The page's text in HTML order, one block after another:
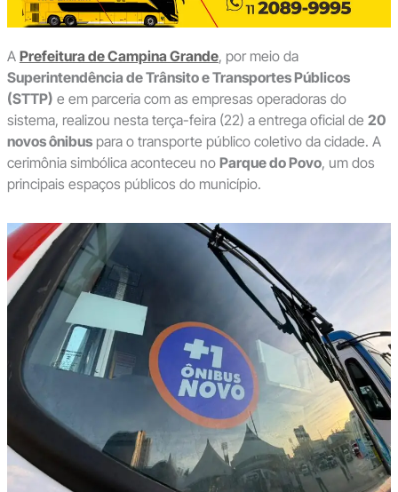
A Prefeitura de Campina Grande, por meio da
Superintendência de Trânsito e Transportes Públicos
(STTP) e em parceria com as empresas operadoras do
sistema, realizou nesta terça-feira (22) a entrega oficial de 20
novos ônibuspara o transporte público coletivo da cidade. A
cerimônia simbólica aconteceu no Parque do Povo, um dos
principais espaços públicos do município.